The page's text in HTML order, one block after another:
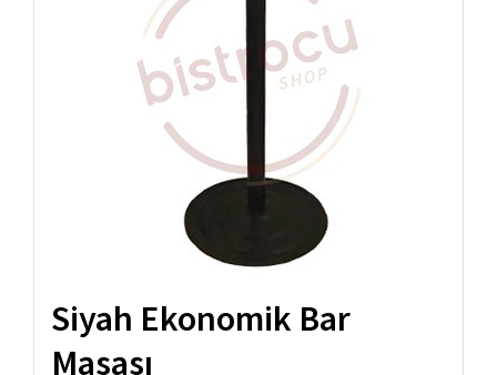
Siyah Ekonomik Bar
Masası